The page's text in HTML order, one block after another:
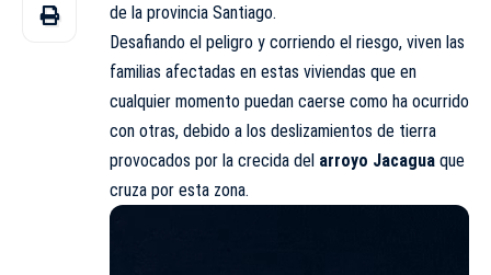
de la provincia Santiago.
Desafiando el peligro y corriendo el riesgo, viven las
familias afectadas en estas viviendas que en
cualquier momento puedan caerse como ha ocurrido
con otras, debido a los deslizamientos de tierra
provocados por la crecida del arroyo Jacagua que
cruza por esta zona.